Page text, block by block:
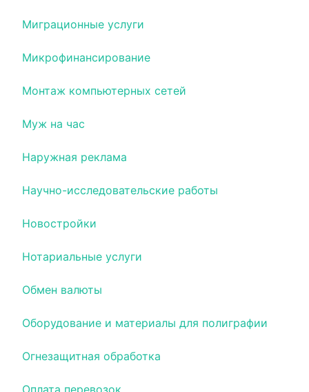
Миграционные услуги
Микрофинансирование
Монтаж компьютерных сетей
Муж на час
Наружная реклама
Научно-исследовательские работы
Новостройки
Нотариальные услуги
Обмен валюты
Оборудование и материалы для полиграфии
Огнезащитная обработка
Оплата перевозок